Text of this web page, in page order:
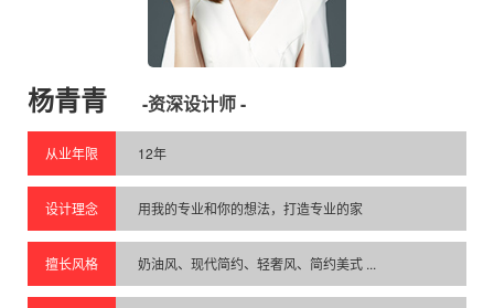
杨青青 -资深设计师-
从业年限 12年
设计理念 用我的专业和你的想法，打造专业的家
擅长风格 奶油风、现代简约、轻奢风、简约美式...